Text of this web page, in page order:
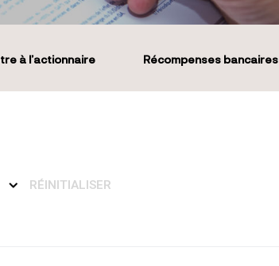
à l’actionnaire Récompenses bancaires
RÉINITIALISER